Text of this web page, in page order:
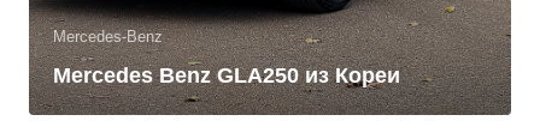
Mercedes-Benz
Mercedes Benz GLA250 из Кореи